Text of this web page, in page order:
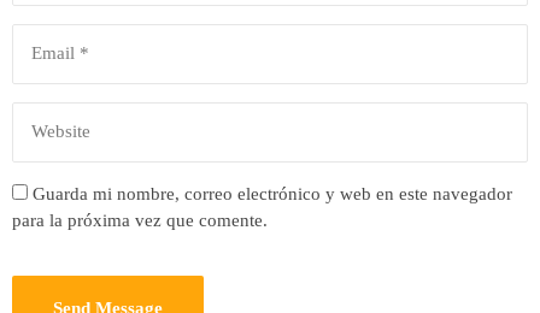
Guarda mi nombre, correo electrónico y web en este navegador
para la próxima vez que comente.